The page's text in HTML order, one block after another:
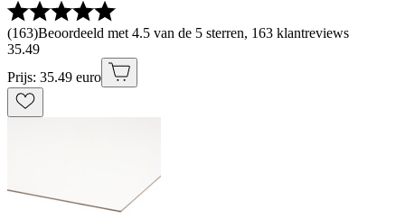
(163)Beoordeeld met 4.5 van de 5 sterren, 163 klantreviews
35.49
Prijs: 35.49 euro